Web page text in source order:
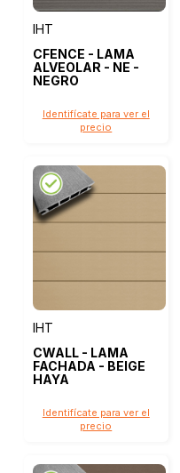
IHT
CFENCE - LAMA
ALVEOLAR - NE -
NEGRO
Identifícate para ver el
precio
IHT
CWALL - LAMA
FACHADA - BEIGE
HAYA
Identifícate para ver el
precio